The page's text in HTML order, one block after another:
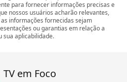
para fornecer informações precisas e
nossos usuários acharão relevantes,
informações fornecidas sejam
ou garantias em relação a
sua aplicabilidade.
TV em Foco